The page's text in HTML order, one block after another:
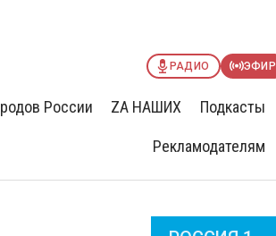
РАДИО ЭФИР
России ZА НАШИХ Подкасты
Рекламодателям